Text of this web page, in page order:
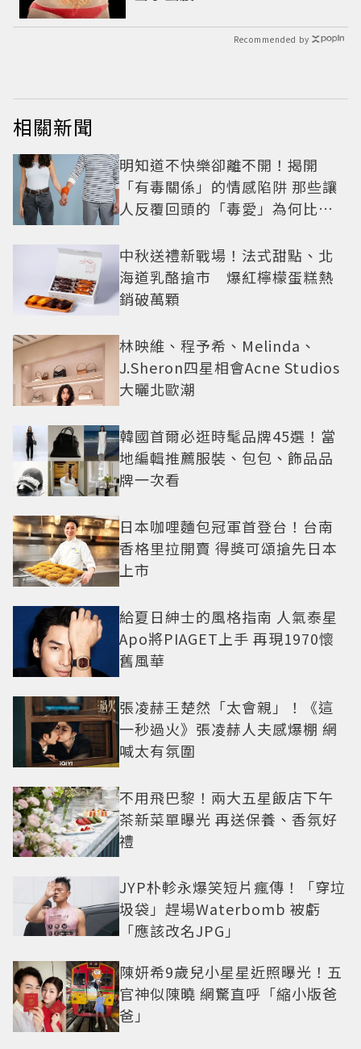
Recommended by
相關新聞
明知道不快樂卻離不開！揭開
「有毒關係」的情感陷阱 那些讓
人反覆回頭的「毒愛」為何比菸
中秋送禮新戰場！法式甜點、北
海道乳酪搶市 爆紅檸檬蛋糕熱
銷破萬顆
林映維、程予希、Melinda、
J.Sheron四星相會Acne Studios
大曬北歐潮
韓國首爾必逛時髦品牌45選！當
地編輯推薦服裝、包包、飾品品
牌一次看
日本咖哩麵包冠軍首登台！台南
香格里拉開賣 得獎可頌搶先日本
上市
給夏日紳士的風格指南 人氣泰星
Apo將PIAGET上手 再現1970懷
舊風華
張凌赫王楚然「太會親」！《這
一秒過火》張凌赫人夫感爆棚 網
喊太有氛圍
不用飛巴黎！兩大五星飯店下午
茶新菜單曝光 再送保養、香氛好
禮
JYP朴軫永爆笑短片瘋傳！「穿垃
圾袋」趕場Waterbomb 被虧
「應該改名JPG」
陳妍希9歲兒小星星近照曝光！五
官神似陳曉 網驚直呼「縮小版爸
爸」